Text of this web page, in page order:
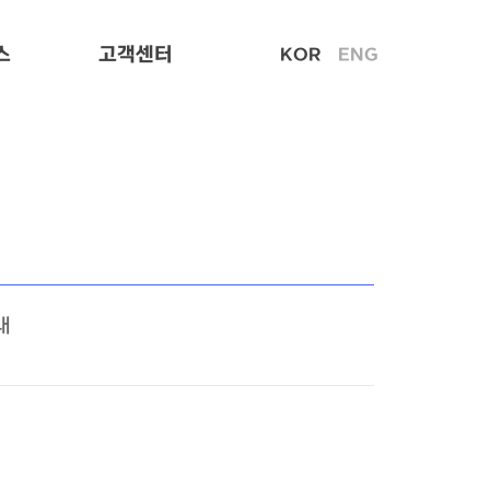
고객센터 KOR ENG